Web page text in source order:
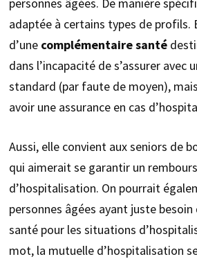
adaptée à certains types de profils.
d’une complémentairesanté
dans l’incapacité de s’assurer avec
standard (par faute de moyen),
avoir une assurance en cas
Aussi, elle convient aux seniors de
qui aimerait se garantir un
d’hospitalisation. On pourrait
personnes âgées ayant juste besoin
santé pour les situations
mot, la mutuelle d’hospitalisation